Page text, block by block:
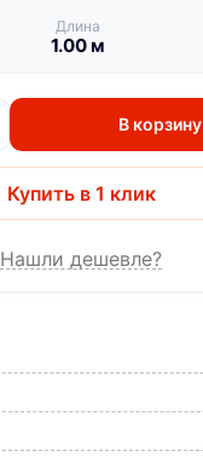
Длина
1.00м
В корзину
Купить в 1 клик
Нашли дешевле?